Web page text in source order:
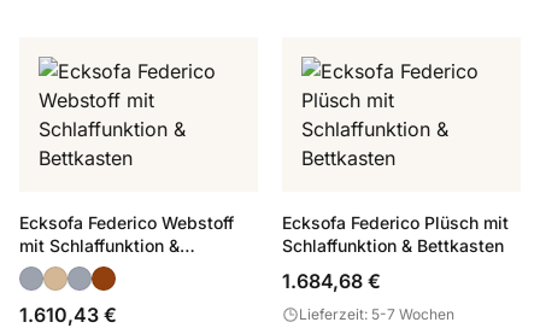
Ecksofa Federico Webstoff
mit Schlaffunktion &
Bettkasten
1.610,43 €
Ecksofa Federico Plüsch mit
Schlaffunktion & Bettkasten
1.684,68 €
Lieferzeit: 5-7 Wochen